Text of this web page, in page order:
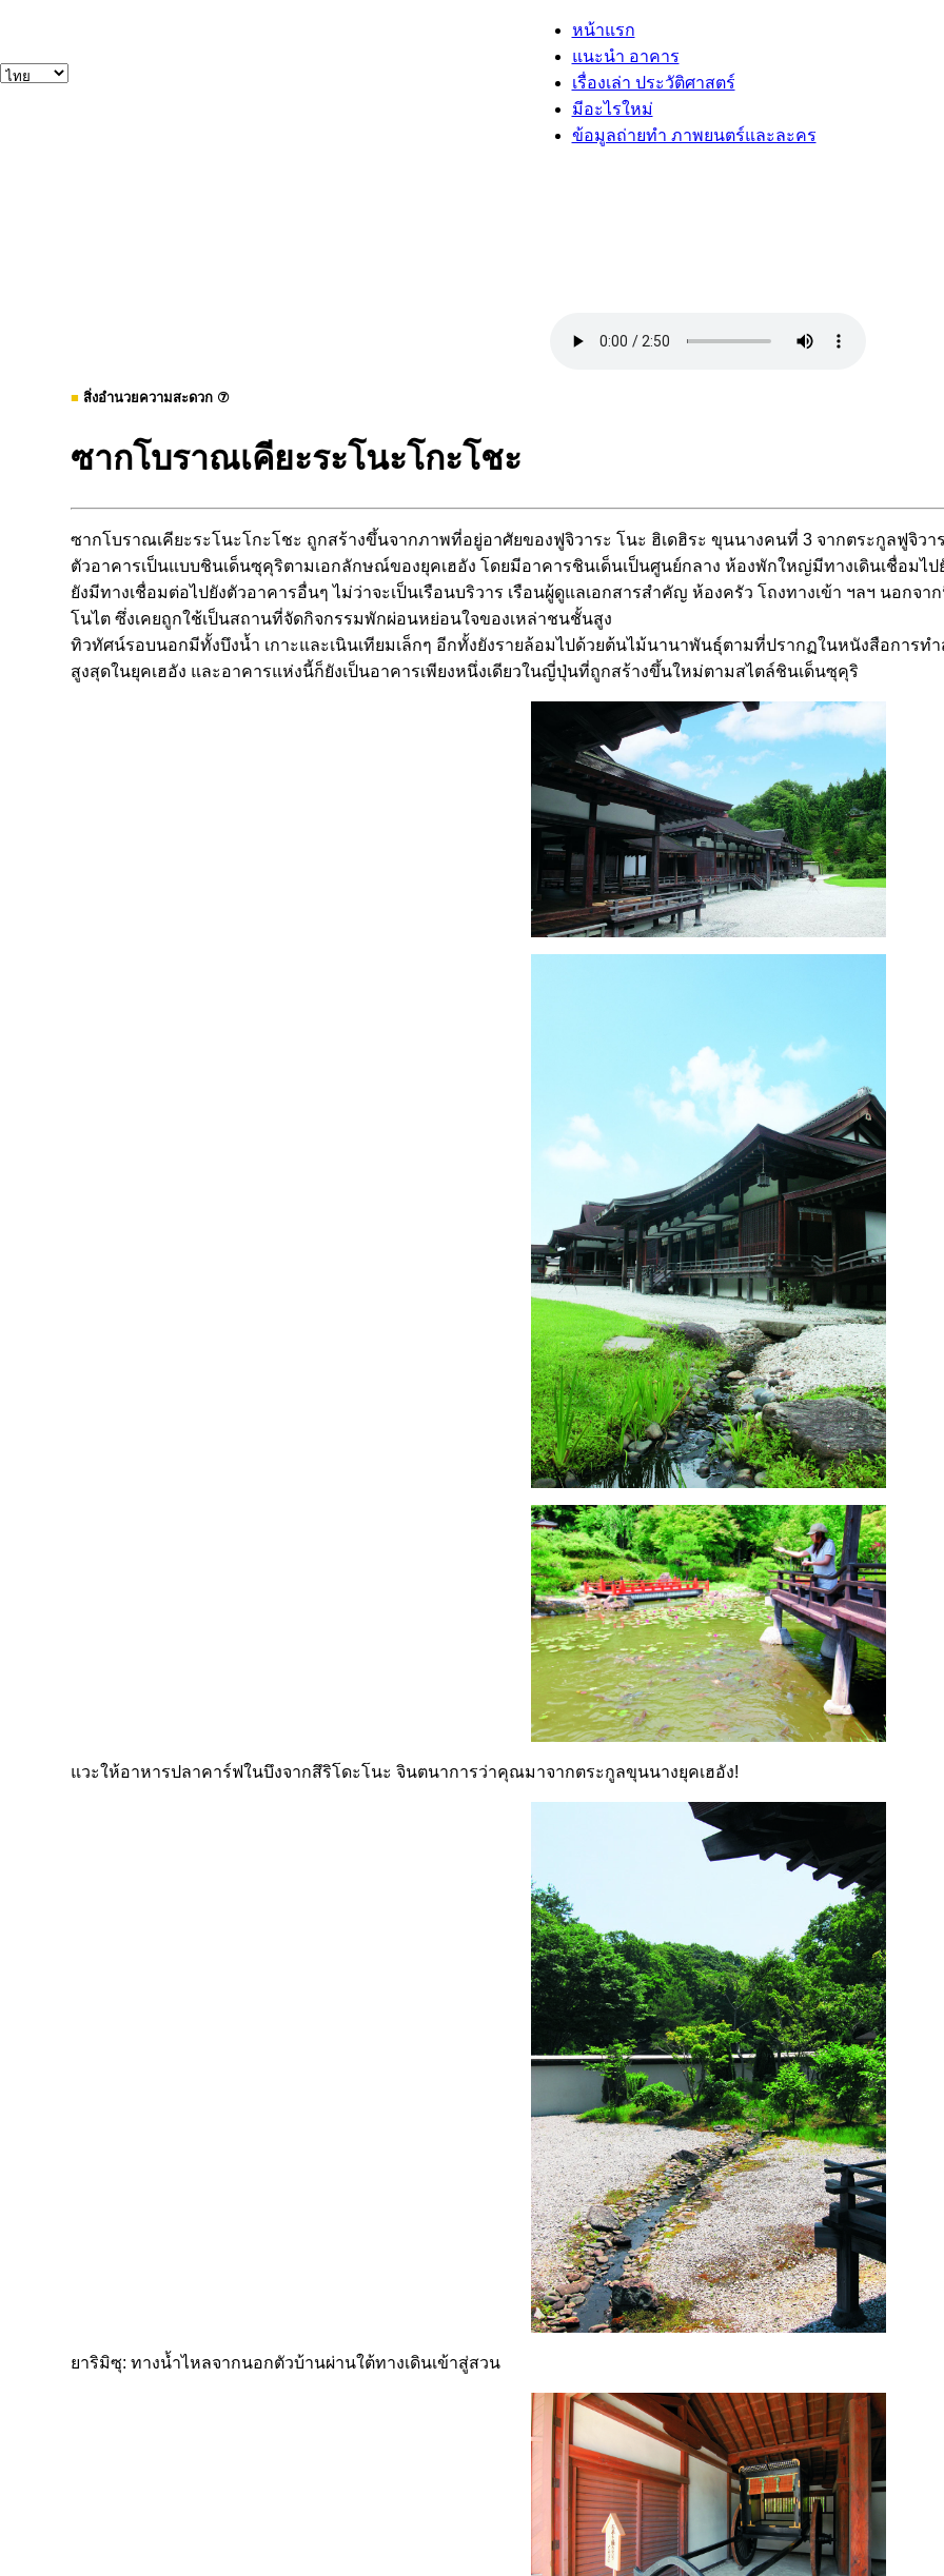
หน้าแรก
แนะนำ อาคาร
เรื่องเล่า ประวัติศาสตร์
มีอะไรใหม่
ข้อมูลถ่ายทำ ภาพยนตร์และละคร
■สิ่งอำนวยความสะดวก ⑦
ซากโบราณเคียะระโนะโกะโชะ
ซากโบราณเคียะระโนะโกะโชะ ถูกสร้างขึ้นจากภาพที่อยู่อาศัยของฟูจิวาระ โนะ ฮิเดฮิระ ขุนนางคนที่ 3 จากตระกูลฟูจิ
ตัวอาคารเป็นแบบชินเด็นซุคุริตามเอกลักษณ์ของยุคเฮอัง โดยมีอาคารชินเด็นเป็นศูนย์กลาง ห้องพักใหญ่มีทางเดินเชื่อมไ
ยังมีทางเชื่อมต่อไปยังตัวอาคารอื่นๆ ไม่ว่าจะเป็นเรือนบริวาร เรือนผู้ดูแลเอกสารสำคัญ ห้องครัว โถงทางเข้า ฯลฯ นอก
โนไต ซึ่งเคยถูกใช้เป็นสถานที่จัดกิจกรรมพักผ่อนหย่อนใจของเหล่าชนชั้นสูง
ทิวทัศน์รอบนอกมีทั้งบึงน้ำ เกาะและเนินเทียมเล็กๆ อีกทั้งยังรายล้อมไปด้วยต้นไม้นานาพันธุ์ตามที่ปรากฏในหนังสือการ
สูงสุดในยุคเฮอัง และอาคารแห่งนี้ก็ยังเป็นอาคารเพียงหนึ่งเดียวในญี่ปุ่นที่ถูกสร้างขึ้นใหม่ตามสไตล์ชินเด็นซุคุริ
แวะให้อาหารปลาคาร์ฟในบึงจากสึริโดะโนะ จินตนาการว่าคุณมาจากตระกูลขุนนางยุคเฮอัง!
ยาริมิซุ: ทางน้ำไหลจากนอกตัวบ้านผ่านใต้ทางเดินเข้าสู่สวน